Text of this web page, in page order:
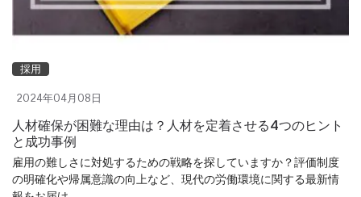
採用
2024年04月08日
人材確保が困難な理由は？人材を定着させる4つのヒント
と成功事例
雇用の難しさに対処するための戦略を探していますか？評価制度
の明確化や帰属意識の向上など、現代の労働環境に関する最新情